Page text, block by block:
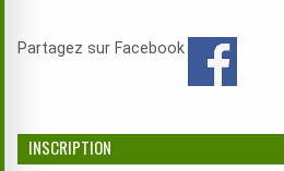
Partagez sur Facebook
INSCRIPTION